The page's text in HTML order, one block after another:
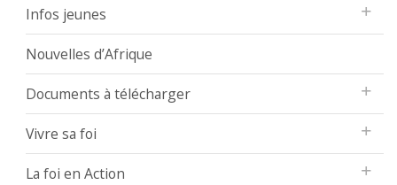
Infos jeunes
Nouvelles d’Afrique
Documents à télécharger
Vivre sa foi
La foi en Action